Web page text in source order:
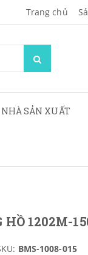
Trang chủ
NHÀ SẢN XUẤT
HỒ 1202M-
BMS-1008-015